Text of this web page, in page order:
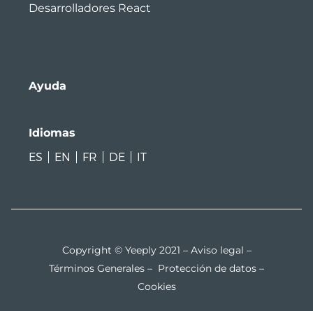
Desarrolladores React
Ayuda
Idiomas
ES
EN FR DE IT
Copyright © Yeeply 2021 – Aviso legal –
Términos Generales – Protección de datos –
Cookies